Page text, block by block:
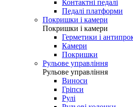
Контактні педалі
Педалі платформи
Покришки і камери
Покришки і камери
Герметики і
Камери
Покришки
Рульове управління
Рульове управління
Виноси
Гріпси
Рулі